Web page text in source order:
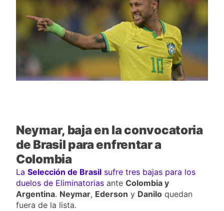
Barranquilla: venció 0-1 a
Junior con gol agónico de
Contreras
Once Caldas manda en la Liga
BetPlay: goleó 5-1 y es el líder
sorpresa del arranque
3 Días Ago
Junior vs. Millonarios: duelo
de heridos que ya sabe a
obligación en la fecha 2
Neymar, baja en la convocatoria
de Brasil para enfrentar a
Colombia
La Selección de Brasil sufre tres bajas para los
duelos de Eliminatorias ante Colombia y
Argentina. Neymar, Ederson y Danilo quedan
fuera de la lista.